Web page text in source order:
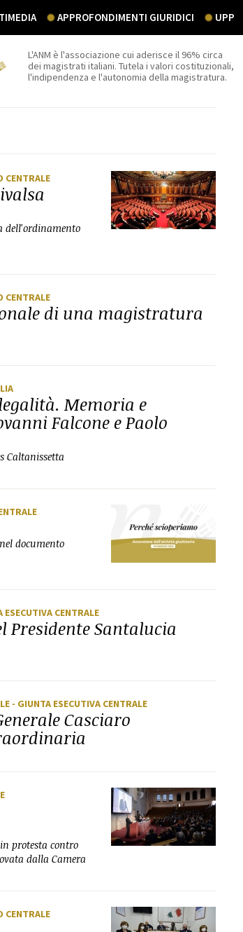
APPROFONDIMENTI GIURIDICI UPP
L'ANM è l'associazione cui aderisce il 96% circa
dei magistrati italiani. Tutela i valori costituzionali,
l'indipendenza e l'autonomia della magistratura.
CENTRALE
dell'ordinamento
CENTRALE
di una magistratura
Memoria e
Falcone e Paolo
Caltanissetta
documento
ESECUTIVA CENTRALE
Presidente Santalucia
- GIUNTA ESECUTIVA CENTRALE
Casciaro
protesta contro
dalla Camera
CENTRALE